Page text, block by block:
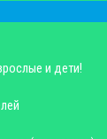
и дети!